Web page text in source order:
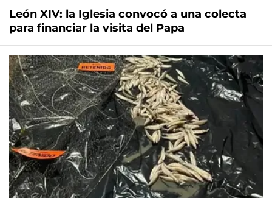
León XIV: la Iglesia convocó a una colecta
para financiar la visita del Papa